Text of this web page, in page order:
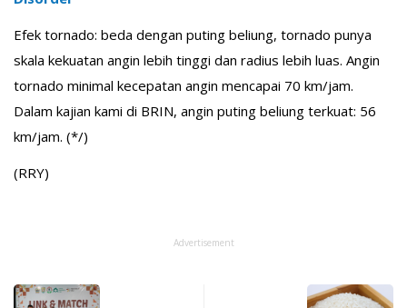
Efek tornado: beda dengan puting beliung, tornado punya
skala kekuatan angin lebih tinggi dan radius lebih luas. Angin
tornado minimal kecepatan angin mencapai 70 km/jam.
Dalam kajian kami di BRIN, angin puting beliung terkuat: 56
km/jam. (*/)
(RRY)
Advertisement